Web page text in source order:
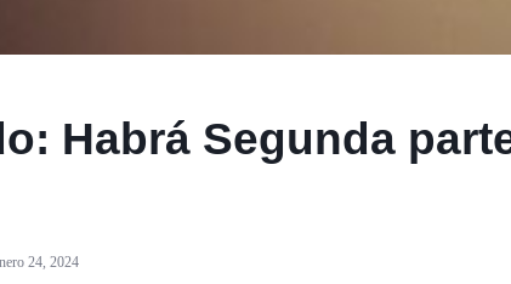
Habrá Segunda
24, 2024